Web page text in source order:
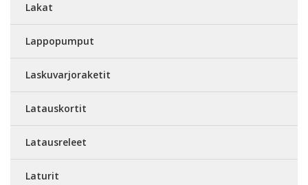
Lakat
Lappopumput
Laskuvarjoraketit
Latauskortit
Latausreleet
Laturit